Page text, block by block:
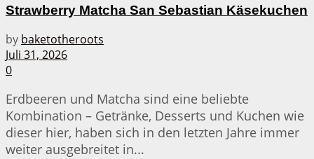
Strawberry Matcha San Sebastian Käsekuchen
by baketotheroots
Juli 31, 2026
0
Erdbeeren und Matcha sind eine beliebte
Kombination – Getränke, Desserts und Kuchen wie
dieser hier, haben sich in den letzten Jahre immer
weiter ausgebreitet in...